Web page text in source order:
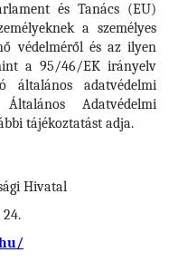
és Tanács (EU)
a személyes
védelméről és az ilyen
a 95/46/EK irányelv
általános adatvédelmi
Adatvédelmi
tájékoztatást adja.
Hivatal
24.